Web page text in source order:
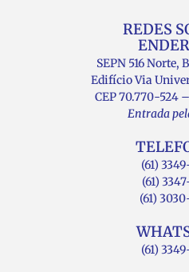
REDES
SEPN 516 Norte,
Edifício Via
CEP 70.770-524
Entrada
(61)
(61)
(61)
(61)